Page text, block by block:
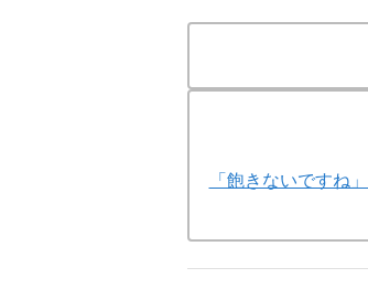
「飽きないですね